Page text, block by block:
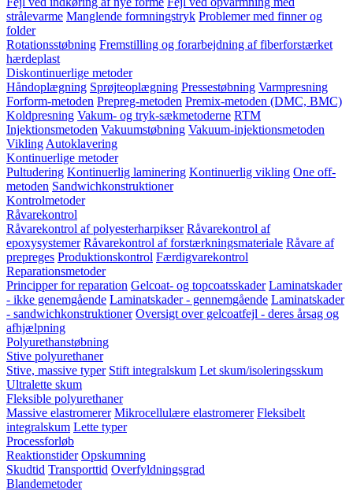
strålevarme Manglende formningstryk Problemer med finner og
folder
Rotationsstøbning Fremstilling og forarbejdning af fiberforstærket
hærdeplast
Diskontinuerlige metoder
Håndoplægning Sprøjteoplægning Pressestøbning Varmpresning
Forform-metoden Prepreg-metoden Premix-metoden (DMC, BMC)
Koldpresning Vakum- og tryk-sækmetoderne RTM
Injektionsmetoden Vakuumstøbning Vakuum-injektionsmetoden
Vikling Autoklavering
Kontinuerlige metoder
Pultudering Kontinuerlig laminering Kontinuerlig vikling One off-
metoden Sandwichkonstruktioner
Kontrolmetoder
Råvarekontrol
Råvarekontrol af polyesterharpikser Råvarekontrol af
epoxysystemer Råvarekontrol af forstærkningsmateriale Råvare af
prepreges Produktionskontrol Færdigvarekontrol
Reparationsmetoder
Principper for reparation Gelcoat- og topcoatsskader Laminatskader
- ikke genemgående Laminatskader - gennemgående Laminatskader
- sandwichkonstruktioner Oversigt over gelcoatfejl - deres årsag og
afhjælpning
Polyurethanstøbning
Stive polyurethaner
Stive, massive typer Stift integralskum Let skum/isoleringsskum
Ultralette skum
Fleksible polyurethaner
Massive elastromerer Mikrocellulære elastromerer Fleksibelt
integralskum Lette typer
Processforløb
Reaktionstider Opskumning
Skudtid Transporttid Overfyldningsgrad
Blandemetoder